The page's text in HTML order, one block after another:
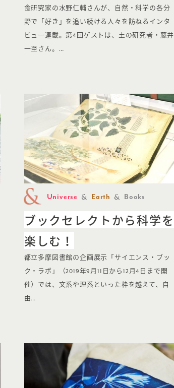
食研究家の水野仁輔さんが、自然・科学の各分
野で「好き」を追い続ける人々を訪ねるインタ
ビュー連載。第4回ゲストは、土の研究者・藤井
一至さん。…
Universe Earth Books
ブックセレクトから科学を
楽しむ！
都立多摩図書館の企画展示「サイエンス・ブッ
ク・ラボ」（2019年9月11日から12月4日まで開
催）では、文系や理系といった枠を越えて、自
由…